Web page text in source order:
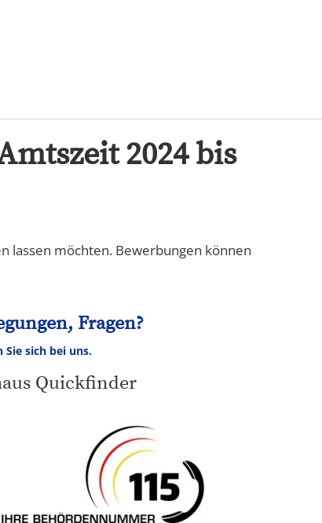
2024 bis
lassen möchten. Bewerbungen können
Fragen?
Sie sich bei uns.
Quickfinder